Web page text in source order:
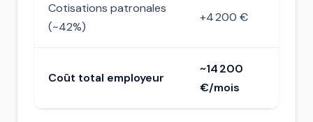
Cotisations patronales
(~42%)
+4 200 €
Coût total employeur
~14 200
€/mois